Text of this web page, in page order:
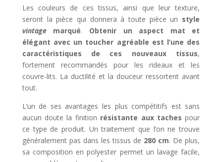
Les couleurs de ces tissus, ainsi que leur texture,
seront la pièce qui donnera à toute pièce un style
vintagemarqué. Obtenir un aspect mat et
élégant avec un toucher agréable est l’une des
caractéristiques de ces nouveaux tissus,
fortement recommandés pour les rideaux et les
couvre-lits. La ductilité et la douceur ressortent avant
tout.
L’un de ses avantages les plus compétitifs est sans
aucun doute la finition résistante aux taches pour
ce type de produit. Un traitement que l’on ne trouve
généralement pas dans les tissus de 280 cm. De plus,
sa composition en polyester permet un lavage facile,